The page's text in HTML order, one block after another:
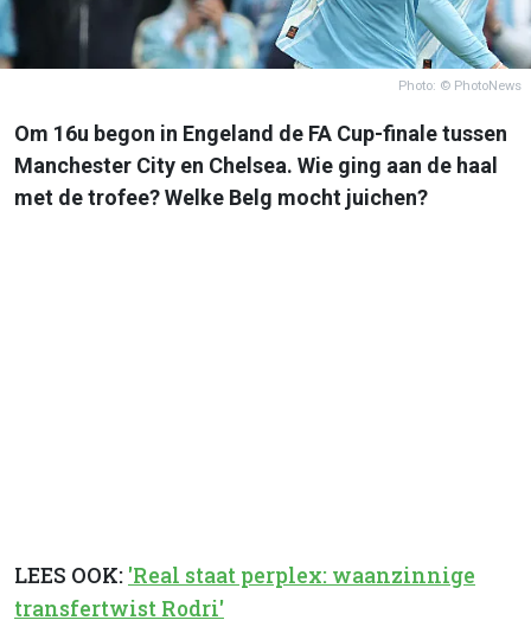
Photo: © PhotoNews
Om 16u begon in Engeland de FA Cup-finale tussen
Manchester City en Chelsea. Wie ging aan de haal
met de trofee? Welke Belg mocht juichen?
LEES OOK: 'Real staat perplex: waanzinnige
transfertwist Rodri'